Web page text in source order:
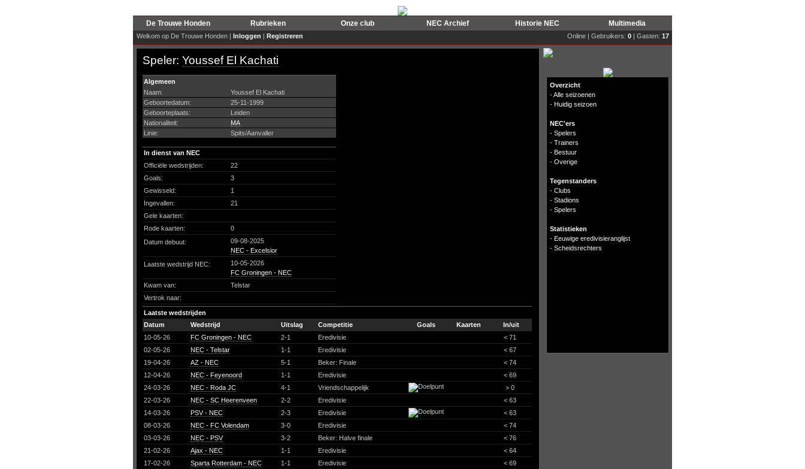
De Trouwe Honden Rubrieken Onze club NEC Archief Historie NEC Multimedia
Welkom op De Trouwe Honden | Inloggen | Registreren Online | Gebruikers: 0 | Gasten: 17
Speler: Youssef El Kachati
Algemeen
Naam:
Youssef El Kachati
Geboortedatum:
25-11-1999
Geboorteplaats:
Leiden
Nationaliteit:
MA
Linie:
Spits/Aanvaller
In dienst van NEC
Officiële wedstrijden:
22
Goals:
3
Gewisseld:
1
Ingevallen:
21
Gele kaarten:
Rode kaarten:
0
Datum debuut:
09-08-2025
NEC - Excelsior
Laatste wedstrijd NEC:
10-05-2026
FC Groningen - NEC
Kwam van:
Telstar
Vertrok naar:
Laatste wedstrijden
Datum
Wedstrijd Uitslag Competitie Goals Kaarten
In/uit
10-05-26
FC Groningen - NEC 2-1 Eredivisie
< 71
02-05-26
NEC - Telstar 1-1 Eredivisie
< 67
19-04-26
AZ - NEC 5-1 Beker: Finale
< 74
12-04-26
NEC - Feyenoord 1-1 Eredivisie
< 69
24-03-26
NEC - Roda JC 4-1 Vriendschappelijk
> 0
22-03-26
NEC - SC Heerenveen 2-2 Eredivisie
< 63
14-03-26
PSV - NEC 2-3 Eredivisie
< 63
08-03-26
NEC - FC Volendam 3-0 Eredivisie
< 74
03-03-26
NEC - PSV 3-2 Beker: Halve finale
< 76
21-02-26
Ajax - NEC 1-1 Eredivisie
< 64
17-02-26
Sparta Rotterdam - NEC 1-1 Eredivisie
< 69
Overzicht
-Alle seizoenen
- Huidig seizoen
NEC'ers
- Spelers
- Trainers
- Bestuur
- Overige
Tegenstanders
- Clubs
- Stadions
- Spelers
Statistieken
- Eeuwige eredivisieranglijst
- Scheidsrechters